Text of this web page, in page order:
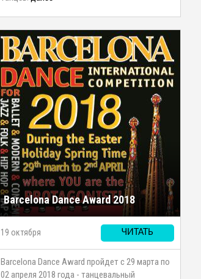
Barcelona Dance Award 2018
ЧИТАТЬ
19 октября
Barcelona Dance Award пройдет с 29 марта по
02 апреля 2018 года - танцевальный